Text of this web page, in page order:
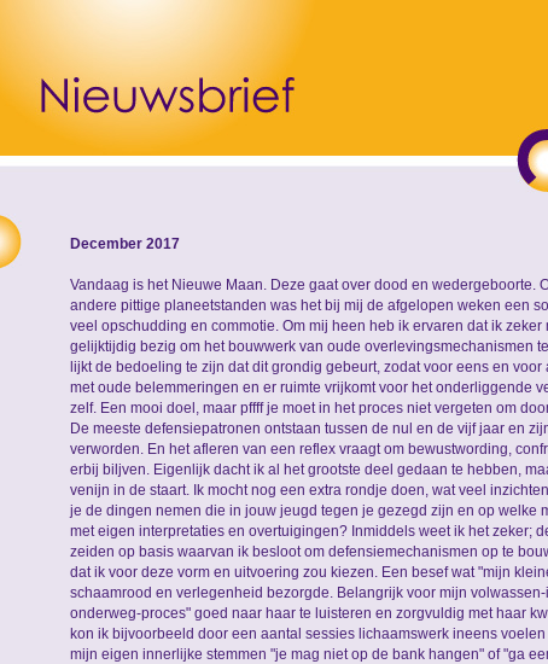
December 2017
Vandaag is het Nieuwe Maan. Deze gaat over dood en wedergeboorte.
andere pittige planeetstanden was het bij mij de afgelopen weken een
veel opschudding en commotie. Om mij heen heb ik ervaren dat ik zeker
gelijktijdig bezig om het bouwwerk van oude overlevingsmechanismen
lijkt de bedoeling te zijn dat dit grondig gebeurt, zodat voor eens en
met oude belemmeringen en er ruimte vrijkomt voor het onderliggende
zelf. Een mooi doel, maar pffff je moet in het proces niet vergeten om
De meeste defensiepatronen ontstaan tussen de nul en de vijf jaar en
verworden. En het afleren van een reflex vraagt om bewustwording,
erbij biljven. Eigenlijk dacht ik al het grootste deel gedaan te hebben,
venijn in de staart. Ik mocht nog een extra rondje doen, wat veel
je de dingen nemen die in jouw jeugd tegen je gezegd zijn en op welke
met eigen interpretaties en overtuigingen? Inmiddels weet ik het zeker;
zeiden op basis waarvan ik besloot om defensiemechanismen op te
dat ik voor deze vorm en uitvoering zou kiezen. Een besef wat "mijn
schaamrood en verlegenheid bezorgde. Belangrijk voor mijn
onderweg-proces" goed naar haar te luisteren en zorgvuldig met haar
kon ik bijvoorbeeld door een aantal sessies lichaamswerk ineens
mijn eigen innerlijke stemmen "je mag niet op de bank hangen" of "ga